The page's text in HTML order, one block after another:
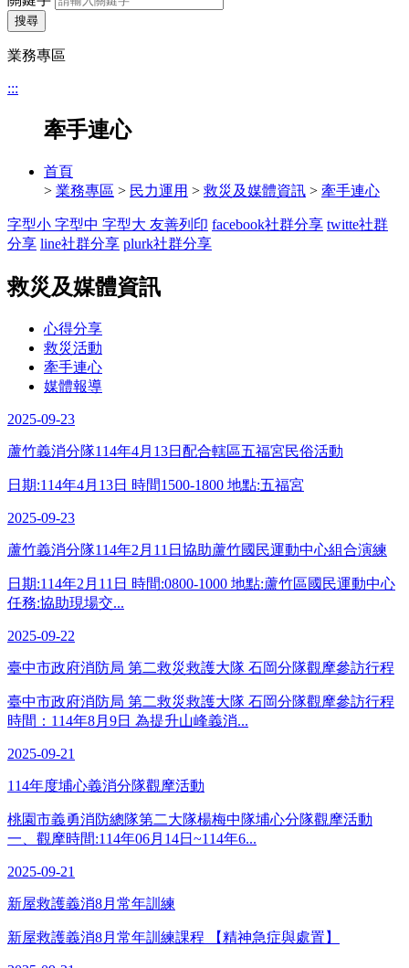
搜尋
業務專區
:::
牽手連心
首頁
> 業務專區 > 民力運用 > 救災及媒體資訊 > 牽手連心
字型小 字型中 字型大 友善列印 facebook社群分享 twitte社群
分享 line社群分享 plurk社群分享
救災及媒體資訊
心得分享
救災活動
牽手連心
媒體報導
2025-09-23
蘆竹義消分隊114年4月13日配合轄區五福宮民俗活動
日期:114年4月13日 時間1500-1800 地點:五福宮
2025-09-23
蘆竹義消分隊114年2月11日協助蘆竹國民運動中心組合演練
日期:114年2月11日 時間:0800-1000 地點:蘆竹區國民運動中心
任務:協助現場交...
2025-09-22
臺中市政府消防局 第二救災救護大隊 石岡分隊觀摩參訪行程
臺中市政府消防局 第二救災救護大隊 石岡分隊觀摩參訪行程
時間：114年8月9日 為提升山峰義消...
2025-09-21
114年度埔心義消分隊觀摩活動
桃園市義勇消防總隊第二大隊楊梅中隊埔心分隊觀摩活動
一、觀摩時間:114年06月14日~114年6...
2025-09-21
新屋救護義消8月常年訓練
新屋救護義消8月常年訓練課程 【精神急症與處置】